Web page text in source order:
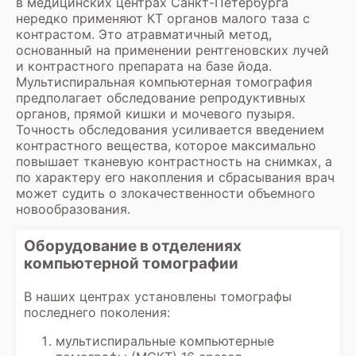
нередко применяют КТ органов малого таза с
контрастом. Это атравматичный метод,
основанный на применении рентгеновских лучей
и контрастного препарата на базе йода.
Мультиспиральная компьютерная томография
предполагает обследование репродуктивных
органов, прямой кишки и мочевого пузыря.
Точность обследования усиливается введением
контрастного вещества, которое максимально
повышает тканевую контрастность на снимках, а
по характеру его накопления и сбрасывания врач
может судить о злокачественности объемного
новообразования.
Оборудование в отделениях
компьютерной томографии
В наших центрах установлены томографы
последнего поколения:
мультиспиральные компьютерные